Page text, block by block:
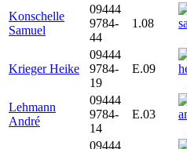
Konschelle
Samuel
09444
9784-
44
1.08
Krieger Heike
09444
9784-
19
E.09
Lehmann
André
09444
9784-
14
E.03
09444